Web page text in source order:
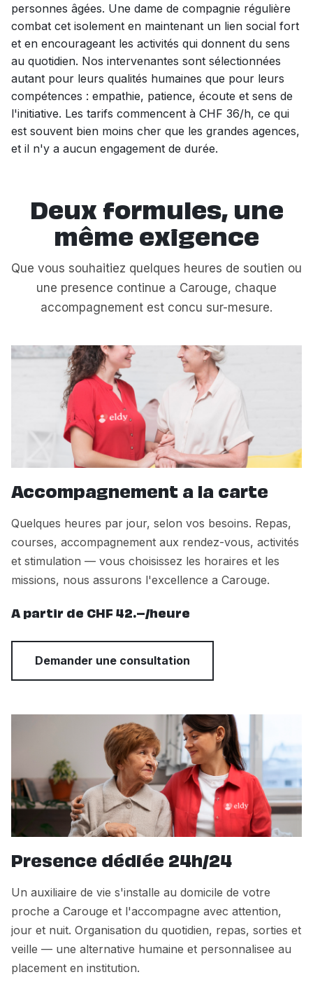
personnes âgées. Une dame de compagnie régulière
combat cet isolement en maintenant un lien social fort
et en encourageant les activités qui donnent du sens
au quotidien. Nos intervenantes sont sélectionnées
autant pour leurs qualités humaines que pour leurs
compétences : empathie, patience, écoute et sens de
l'initiative. Les tarifs commencent à CHF 36/h, ce qui
est souvent bien moins cher que les grandes agences,
et il n'y a aucun engagement de durée.
Deux formules, une
même exigence
Que vous souhaitiez quelques heures de soutien ou
une presence continue a Carouge, chaque
accompagnement est concu sur-mesure.
Accompagnement a la carte
Quelques heures par jour, selon vos besoins. Repas,
courses, accompagnement aux rendez-vous, activités
et stimulation — vous choisissez les horaires et les
missions, nous assurons l'excellence a Carouge.
A partir de CHF 42.–/heure
Demander une consultation
Presence dédiée 24h/24
Un auxiliaire de vie s'installe au domicile de votre
proche a Carouge et l'accompagne avec attention,
jour et nuit. Organisation du quotidien, repas, sorties et
veille — une alternative humaine et personnalisee au
placement en institution.